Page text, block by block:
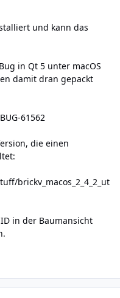
und kann das
in Qt 5 unter macOS
damit dran gepackt
61562
die einen
brickv_macos_2_4_2_ut
in der Baumansicht